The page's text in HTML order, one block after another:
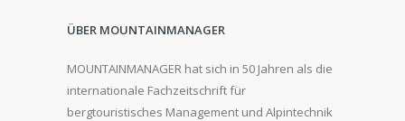
ÜBER MOUNTAINMANAGER
MOUNTAINMANAGER hat sich in 50 Jahren als die
internationale Fachzeitschrift für
bergtouristisches Management und Alpintechnik